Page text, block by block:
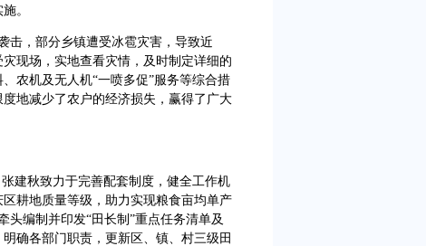
。
击，部分乡镇遭受冰雹灾害，导致近
现场，实地查看灾情，及时制定详细的
农机及无人机“一喷多促”服务等综合措
地减少了农户的经济损失，赢得了广大
建秋致力于完善配套制度，健全工作机
耕地质量等级，助力实现粮食亩均单产
头编制并印发“田长制”重点任务清单及
确各部门职责，更新区、镇、村三级田